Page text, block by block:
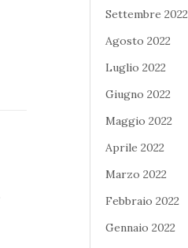
Settembre 2022
Agosto 2022
Luglio 2022
Giugno 2022
Maggio 2022
Aprile 2022
Marzo 2022
Febbraio 2022
Gennaio 2022